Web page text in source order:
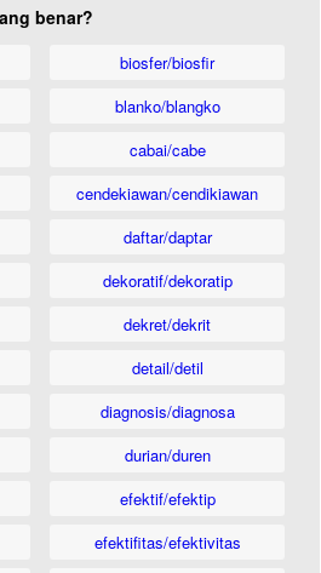
benar?
biosfer/biosfir
blanko/blangko
cabai/cabe
cendekiawan/cendikiawan
daftar/daptar
dekoratif/dekoratip
dekret/dekrit
detail/detil
diagnosis/diagnosa
durian/duren
efektif/efektip
efektifitas/efektivitas